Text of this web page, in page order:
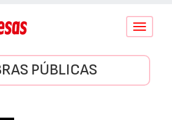
Conmutar
PÚBLICAS